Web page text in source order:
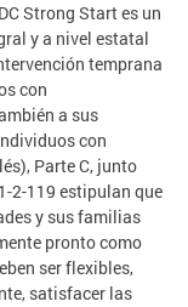
Strong Start es un
y a nivel estatal
temprana
con
a sus
con
Parte C, junto
2-119 estipulan que
y sus familias
pronto como
ser flexibles,
satisfacer las